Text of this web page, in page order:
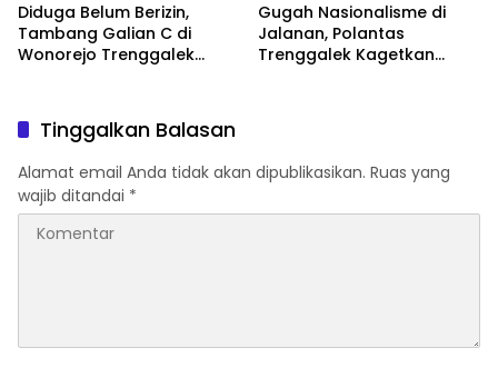
Diduga Belum Berizin,
Tambang Galian C di
Wonorejo Trenggalek
Gugah Nasionalisme di
Jalanan, Polantas
Trenggalek Kagetkan
Tinggalkan Balasan
Alamat email Anda tidak akan dipublikasikan. Ruas yang
wajib ditandai *